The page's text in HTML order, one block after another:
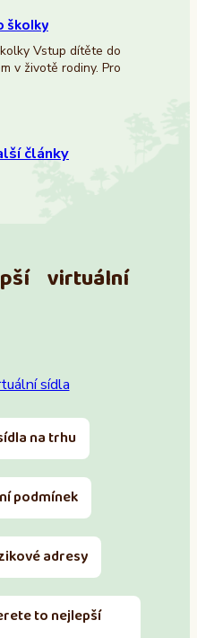
školky
Vstup dítěte do
v životě rodiny. Pro
články
virtuální
sídla
na trhu
podmínek
adresy
to nejlepší